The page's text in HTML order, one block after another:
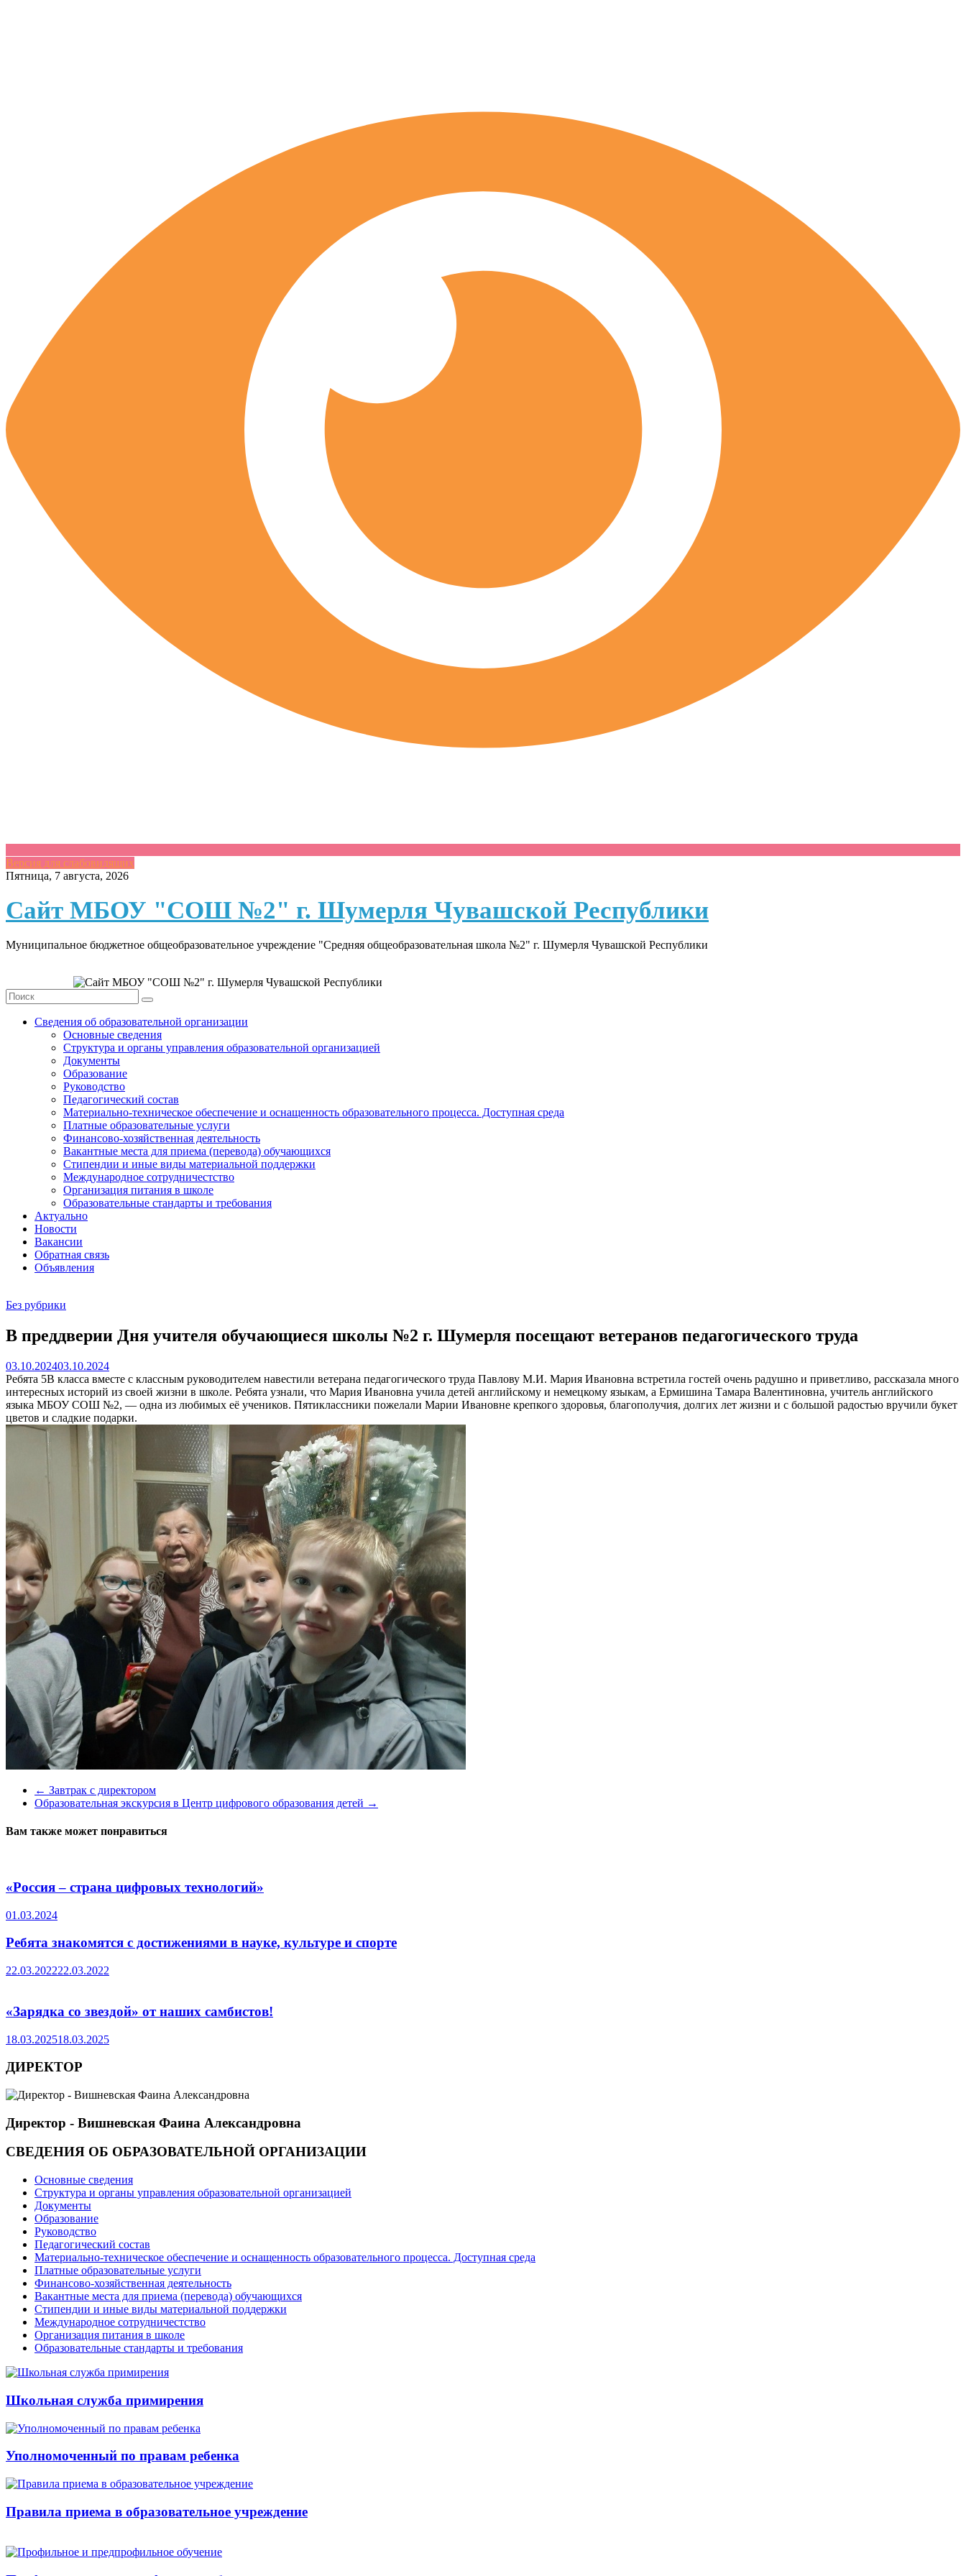
Версия для слабовидящих
Skip
content
Пятница, 7 августа, 2026
Сайт МБОУ "СОШ №2" г. Шумерля Чувашской Республики
Муниципальное бюджетное общеобразовательное учреждение "Средняя общеобразовательная школа №2" г. Шумерля Чувашской Республики
Сведения об образовательной организации
Основные сведения
Структура и органы управления образовательной организацией
Документы
Образование
Руководство
Педагогический состав
Материально-техническое обеспечение и оснащенность образовательного процесса. Доступная среда
Платные образовательные услуги
Финансово-хозяйственная деятельность
Вакантные места для приема (перевода) обучающихся
Стипендии и иные виды материальной поддержки
Международное сотрудничестство
Организация питания в школе
Образовательные стандарты и требования
Актуально
Новости
Вакансии
Обратная связь
Объявления
Без рубрики
В преддверии Дня учителя обучающиеся школы №2 г. Шумерля посещают ветеранов педагогического труда
03.10.202403.10.2024
Ребята 5В класса вместе с классным руководителем навестили ветерана педагогического труда Павлову М.И. Мария Ивановна встретила гостей очень радушно и приветливо, рассказала много
интересных историй из своей жизни в школе. Ребята узнали, что Мария Ивановна учила детей английскому и немецкому языкам, а Ермишина Тамара Валентиновна, учитель английского
языка МБОУ СОШ №2, — одна из любимых её учеников. Пятиклассники пожелали Марии Ивановне крепкого здоровья, благополучия, долгих лет жизни и с большой радостью вручили букет
цветов и сладкие подарки.
← Завтрак с директором
Образовательная экскурсия в Центр цифрового образования детей →
Вам также может понравиться
«Россия – страна цифровых технологий»
01.03.2024
Ребята знакомятся с достижениями в науке, культуре и спорте
22.03.202222.03.2022
«Зарядка со звездой» от наших самбистов!
18.03.202518.03.2025
ДИРЕКТОР
Директор - Вишневская Фаина Александровна
СВЕДЕНИЯ ОБ ОБРАЗОВАТЕЛЬНОЙ ОРГАНИЗАЦИИ
Основные сведения
Структура и органы управления образовательной организацией
Документы
Образование
Руководство
Педагогический состав
Материально-техническое обеспечение и оснащенность образовательного процесса. Доступная среда
Платные образовательные услуги
Финансово-хозяйственная деятельность
Вакантные места для приема (перевода) обучающихся
Стипендии и иные виды материальной поддержки
Международное сотрудничестство
Организация питания в школе
Образовательные стандарты и требования
Школьная служба примирения
Уполномоченный по правам ребенка
Правила приема в образовательное учреждение